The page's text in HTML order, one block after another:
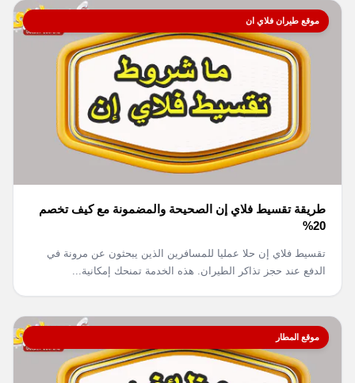
موقع طيران فلاي ان
طريقة تقسيط فلاي إن الصحيحة والمضمونة مع كيف تخصم
20%
تقسيط فلاي إن حلا عمليا للمسافرين الذين يبحثون عن مرونة في
الدفع عند حجز تذاكر الطيران. هذه الخدمة تمنحك إمكانية...
موقع المطار